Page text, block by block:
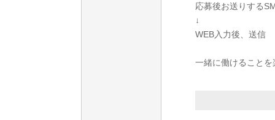
応募後お送りする
↓
WEB入力後、送信
一緒に働けること